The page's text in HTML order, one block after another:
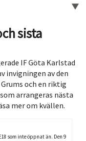
sista
IF Göta Karlstad
invigningen av den
och en riktig
arrangeras nästa
mer om kvällen.
som inte öppnat än. Den 9